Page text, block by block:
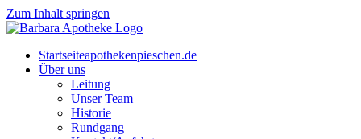
Zum Inhalt springen
Start­sei­teapothekenpieschen.de
Über uns
Lei­tung
Unser Team
His­to­rie
Rund­gang